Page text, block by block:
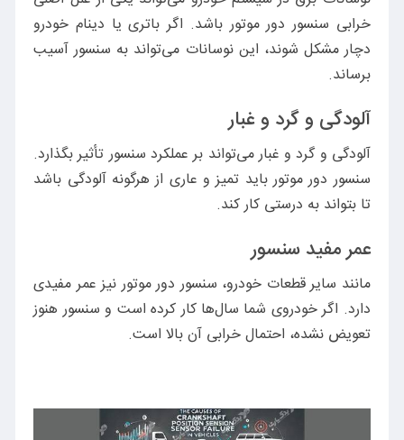
خرابی سنسور دور موتور باشد. اگر باتری یا دینام خودرو
دچار مشکل شوند، این نوسانات می‌تواند به سنسور آسیب
برساند.
آلودگی و گرد و غبار
آلودگی و گرد و غبار می‌تواند بر عملکرد سنسور تأثیر بگذارد.
سنسور دور موتور باید تمیز و عاری از هرگونه آلودگی باشد
تا بتواند به درستی کار کند.
عمر مفید سنسور
مانند سایر قطعات خودرو، سنسور دور موتور نیز عمر مفیدی
دارد. اگر خودروی شما سال‌ها کار کرده است و سنسور هنوز
تعویض نشده، احتمال خرابی آن بالا است.